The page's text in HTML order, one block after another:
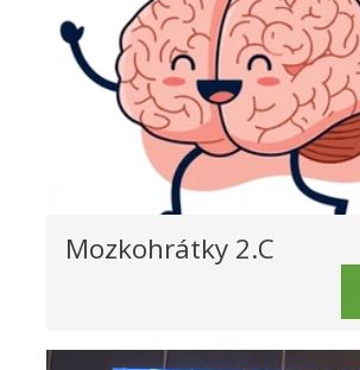
Mozkohrátky 2.C